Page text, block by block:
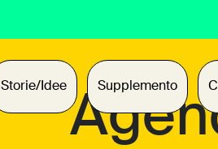
Storie/Idee Supplemento